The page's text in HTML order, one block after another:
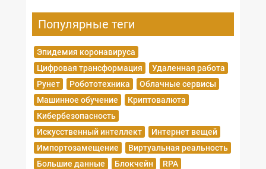
Популярные теги
Эпидемия коронавируса
Цифровая трансформация
Удаленная работа
Рунет
Робототехника
Облачные сервисы
Машинное обучение
Криптовалюта
Кибербезопасность
Искусственный интеллект
Интернет вещей
Импортозамещение
Виртуальная реальность
Большие данные
Блокчейн
RPA